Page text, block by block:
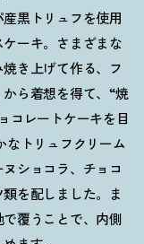
黒トリュフを使用
ーキ。さまざまな
き上げて作る、フ
ら着想を得て、“焼
コレートケーキを目
なトリュフクリーム
ショコラ、チョコ
を配しました。ま
覆うことで、内側